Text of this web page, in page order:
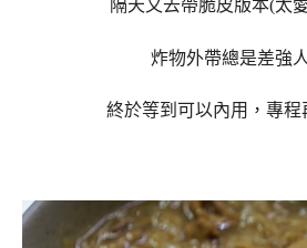
隔天又去帶脆皮版本(太
炸物外帶總是差強
終於等到可以內用，專程